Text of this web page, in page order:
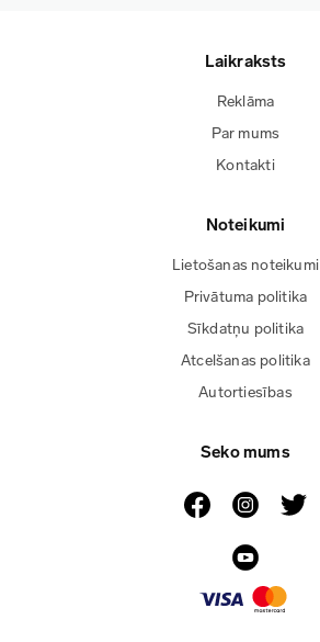
Laikraksts
Reklāma
Par mums
Kontakti
Noteikumi
Lietošanas noteikumi
Privātuma politika
Sīkdatņu politika
Atcelšanas politika
Autortiesības
Seko mums